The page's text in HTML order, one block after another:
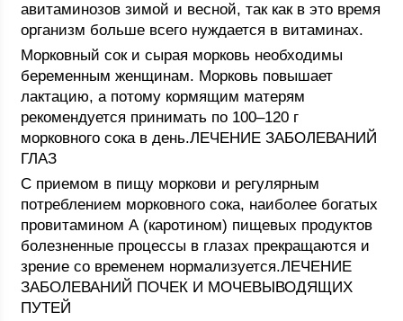
авитаминозов зимой и весной, так как в это время
организм больше всего нуждается в витаминах.
Морковный сок и сырая морковь необходимы
беременным женщинам. Морковь повышает
лактацию, а потому кормящим матерям
рекомендуется принимать по 100–120 г
морковного сока в день.ЛЕЧЕНИЕ ЗАБОЛЕВАНИЙ
ГЛАЗ
С приемом в пищу моркови и регулярным
потреблением морковного сока, наиболее богатых
провитамином А (каротином) пищевых продуктов
болезненные процессы в глазах прекращаются и
зрение со временем нормализуется.ЛЕЧЕНИЕ
ЗАБОЛЕВАНИЙ ПОЧЕК И МОЧЕВЫВОДЯЩИХ
ПУТЕЙ